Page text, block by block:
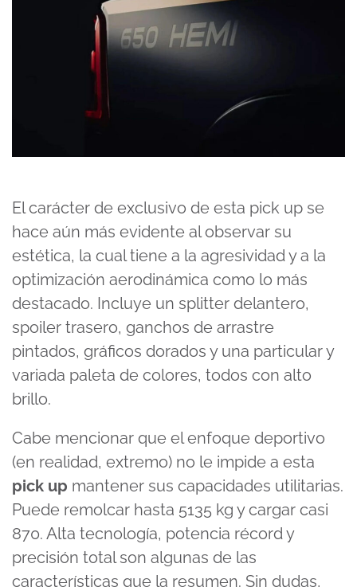
El carácter de exclusivo de esta pick up se
hace aún más evidente al observar su
estética, la cual tiene a la agresividad y a la
optimización aerodinámica como lo más
destacado. Incluye un splitter delantero,
spoiler trasero, ganchos de arrastre
pintados, gráficos dorados y una particular y
variada paleta de colores, todos con alto
brillo.
Cabe mencionar que el enfoque deportivo
(en realidad, extremo) no le impide a esta
pick up mantener sus capacidades utilitarias.
Puede remolcar hasta 5135 kg y cargar casi
870. Alta tecnología, potencia récord y
precisión total son algunas de las
características que la resumen. Sin dudas,